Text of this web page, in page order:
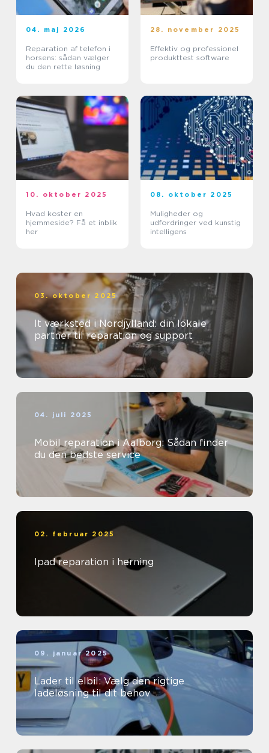
04. maj 2026
Reparation af telefon i
horsens: sådan vælger
du den rette løsning
28. november 2025
Effektiv og professionel
produkttest software
10. oktober 2025
Hvad koster en
hjemmeside? Få et inblik
her
08. oktober 2025
Muligheder og
udfordringer ved kunstig
intelligens
03. oktober 2025
It værksted i Nordjylland: din lokale
partner til reparation og support
04. juli 2025
Mobil reparation i Aalborg: Sådan finder
du den bedste service
02. februar 2025
Ipad reparation i herning
09. januar 2025
Lader til elbil: Vælg den rigtige
ladeløsning til dit behov